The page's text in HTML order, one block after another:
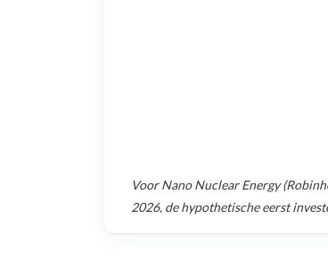
VoorNano Nuclear Energy
2026, de hypothetische eerst